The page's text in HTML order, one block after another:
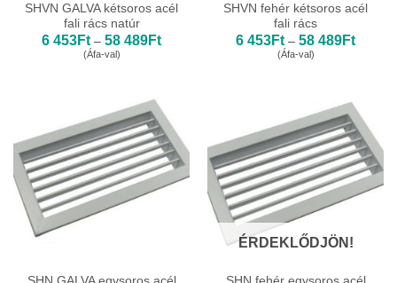
SHVN GALVA kétsoros acél
fali rács natúr
6 453Ft – 58 489FtÁrtartomány:
(Áfa-val)
SHVN fehér kétsoros acél
fali rács
6 453Ft – 58 489Ft
(Áfa-val)
ÉRDEKLŐDJÖN!